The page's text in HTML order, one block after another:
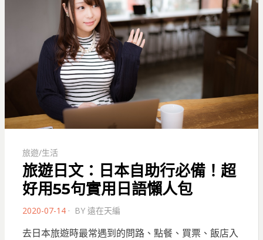
旅遊/生活
旅遊日文：日本自助行必備！超
好用55句實用日語懶人包
POSTED
2020-07-14 BY 遠在天編
去日本旅遊時最常遇到的問路、點餐、買票、飯店入